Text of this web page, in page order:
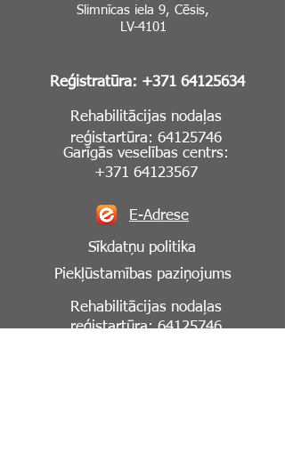
Slimnīcas iela 9, Cēsis,
LV-4101
Reģistratūra: +371 64125634
Rehabilitācijas nodaļas
reģistartūra: 64125746
Garīgās veselības centrs:
+371 64123567
E-Adrese
Sīkdatņu politika
Piekļūstamības paziņojums
Rehabilitācijas nodaļas
reģistartūra:64125746